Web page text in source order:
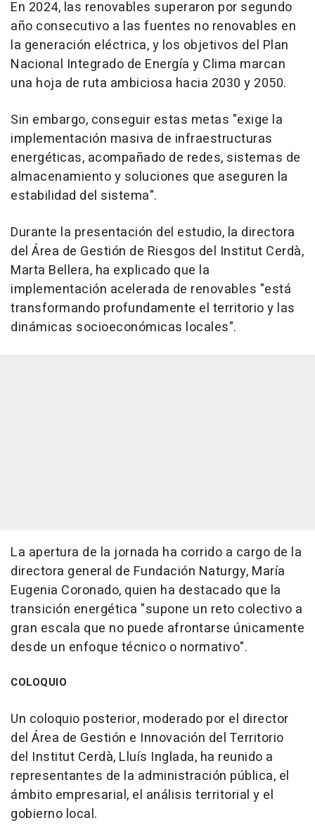
En 2024, las renovables superaron por segundo
año consecutivo a las fuentes no renovables en
la generación eléctrica, y los objetivos del Plan
Nacional Integrado de Energía y Clima marcan
una hoja de ruta ambiciosa hacia 2030 y 2050.
Sin embargo, conseguir estas metas "exige la
implementación masiva de infraestructuras
energéticas, acompañado de redes, sistemas de
almacenamiento y soluciones que aseguren la
estabilidad del sistema".
Durante la presentación del estudio, la directora
del Área de Gestión de Riesgos del Institut Cerdà,
Marta Bellera, ha explicado que la
implementación acelerada de renovables "está
transformando profundamente el territorio y las
dinámicas socioeconómicas locales".
La apertura de la jornada ha corrido a cargo de la
directora general de Fundación Naturgy, María
Eugenia Coronado, quien ha destacado que la
transición energética "supone un reto colectivo a
gran escala que no puede afrontarse únicamente
desde un enfoque técnico o normativo".
COLOQUIO
Un coloquio posterior, moderado por el director
del Área de Gestión e Innovación del Territorio
del Institut Cerdà, Lluís Inglada, ha reunido a
representantes de la administración pública, el
ámbito empresarial, el análisis territorial y el
gobierno local.